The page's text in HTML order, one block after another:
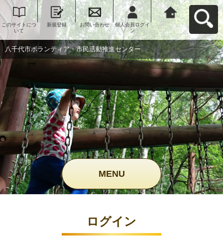
このサイトにつ
いて
新規登録 お問い合わせ
個人会員ログイ
ン
八千代市ボラン
ティア・市民活
動推進センター
へ戻る
八千代市ボランティア・市民活動推進センター
MENU
ログイン